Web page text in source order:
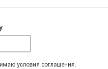
условия соглашения.